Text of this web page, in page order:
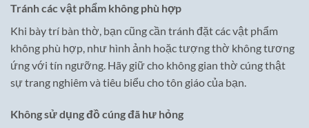
Tránh các vật phẩm không phù hợp
Khi bày trí bàn thờ, bạn cũng cần tránh đặt các vật phẩm
không phù hợp, như hình ảnh hoặc tượng thờ không tương
ứng với tín ngưỡng. Hãy giữ cho không gian thờ cúng thật
sự trang nghiêm và tiêu biểu cho tôn giáo của bạn.
Không sử dụng đồ cúng đã hư hỏng